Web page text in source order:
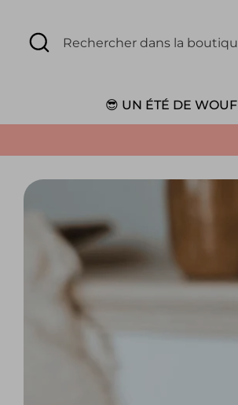
contenu
🔎
Recherche
Rechercher
dans
😎 UN ÉTÉ DE WOUF